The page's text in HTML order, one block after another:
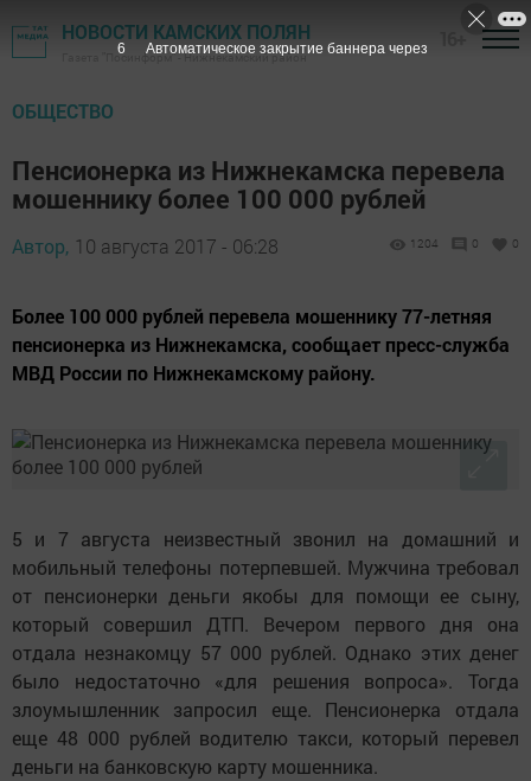
НОВОСТИ КАМСКИХ ПОЛЯН
Газета "Посинформ" - Нижнекамский район
ОБЩЕСТВО
Пенсионерка из Нижнекамска перевела
мошеннику более 100 000 рублей
Автор, 10 августа 2017 - 06:28 1204 0 0
Более 100 000 рублей перевела мошеннику 77-летняя
пенсионерка из Нижнекамска, сообщает пресс-служба
МВД России по Нижнекамскому району.
5 и 7 августа неизвестный звонил на домашний и
мобильный телефоны потерпевшей. Мужчина требовал
от пенсионерки деньги якобы для помощи ее сыну,
который совершил ДТП. Вечером первого дня она
отдала незнакомцу 57 000 рублей. Однако этих денег
было недостаточно «для решения вопроса». Тогда
злоумышленник запросил еще. Пенсионерка отдала
еще 48 000 рублей водителю такси, который перевел
деньги на банковскую карту мошенника.
5 Автоматическое закрытие баннера через